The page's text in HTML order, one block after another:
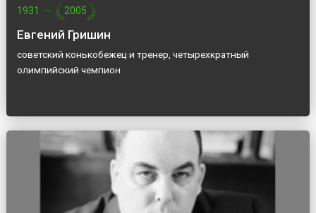
1931 — 2005
Евгений Гришин
советский конькобежец и тренер, четырехкратный
олимпийский чемпион